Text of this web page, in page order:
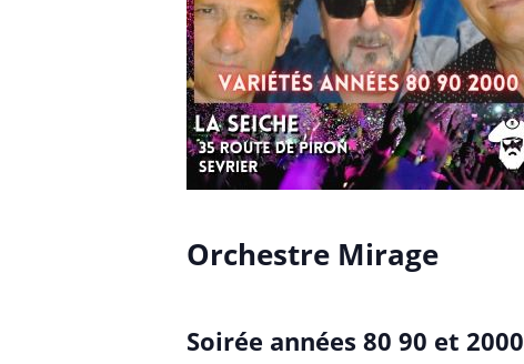
Orchestre Mirage
Soirée années 80 90 et 2000